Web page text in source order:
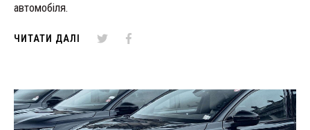
автомобіля.
ЧИТАТИ ДАЛІ